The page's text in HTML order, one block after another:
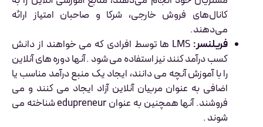
کانال‌های فروش خارجی، شرکا و صاحبان امتیاز ارائه
می‌دهند.
فریلنسر:
LMS ها توسط افرادی که می خواهند از دانش
کسب درآمد کنند نیز استفاده می شود . آنها دوره های آنلاین
را با آموزش آنچه می دانند، ایجاد یک منبع درآمد مناسب یا
اضافی به عنوان مربیان آنلاین آزاد ایجاد می کنند و می
فروشند. آنها همچنین به عنوان edupreneur شناخته می
شوند .